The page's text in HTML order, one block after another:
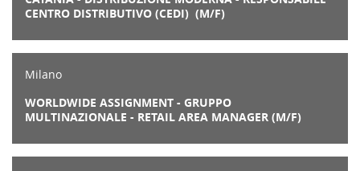
CENTRO DISTRIBUTIVO (CEDI) (M/F)
Milano
WORLDWIDE ASSIGNMENT - GRUPPO
MULTINAZIONALE - RETAIL AREA MANAGER (M/F)